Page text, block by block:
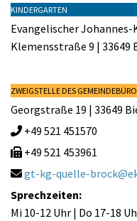
KINDERGARTEN
Evangelischer
Klemensstraße 9 | 33649
ZWEIGSTELLE DES
Georgstraße 19 | 33649
 +49 521 451570
 +49 521 453961
gt-kg-quelle-
Sprechzeiten:
Mi 10-12 Uhr | Do 17-18